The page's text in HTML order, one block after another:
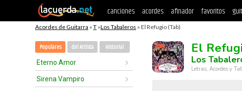
canciones acordes afinador favoritos
Acordes de Guitarra » T »Los Tabaleros » El Refugio (Tab)
Populares del Artista Historial
Eterno Amor
Sirena Vampiro
El
Los
Letras, Acordes y